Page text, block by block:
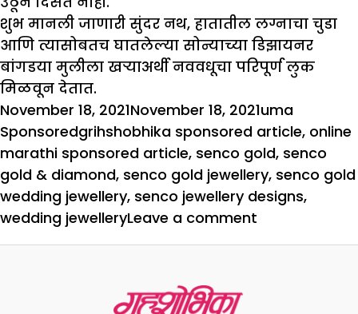
शुभ मानली जाणारी सुंदर नथ, हातातील लग्नाचा चुडा
आणि त्यासोबतच घातलेल्या सोन्याच्या डिझायनर
बांगडया मुलीला खऱ्याअर्थी नववधूचा परिपूर्ण लुक
मिळवून देतात.
Posted
on
November 18, 2021November 18, 2021Author
uma
SponsoredTags
grihshobhika sponsored article, online
marathi sponsored article, senco gold, senco
gold & diamond, senco gold jewellery, senco gold
wedding jewellery, senco jewellery designs,
wedding jewelleryLeave a comment